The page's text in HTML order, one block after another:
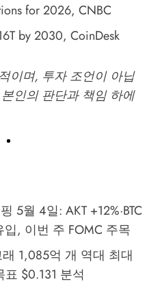
for 2026, CNBC
by 2030, CoinDesk
이며, 투자 조언이 아닙
인의 판단과 책임 하에
5월 4일: AKT +12%·BTC
입, 이번 주 FOMC 주목
1,085억 개 역대 최대
$0.131 분석